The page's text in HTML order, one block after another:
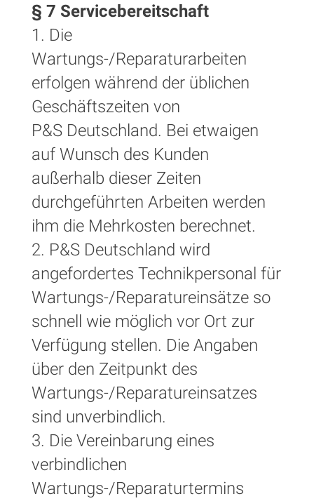
§ 7 Servicebereitschaft
1. Die
Wartungs-/Reparaturarbeiten
erfolgen während der üblichen
Geschäftszeiten von
P&S Deutschland. Bei etwaigen
auf Wunsch des Kunden
außerhalb dieser Zeiten
durchgeführten Arbeiten werden
ihm die Mehrkosten berechnet.
2. P&S Deutschland wird
angefordertes Technikpersonal für
Wartungs-/Reparatureinsätze so
schnell wie möglich vor Ort zur
Verfügung stellen. Die Angaben
über den Zeitpunkt des
Wartungs-/Reparatureinsatzes
sind unverbindlich.
3. Die Vereinbarung eines
verbindlichen
Wartungs-/Reparaturtermins